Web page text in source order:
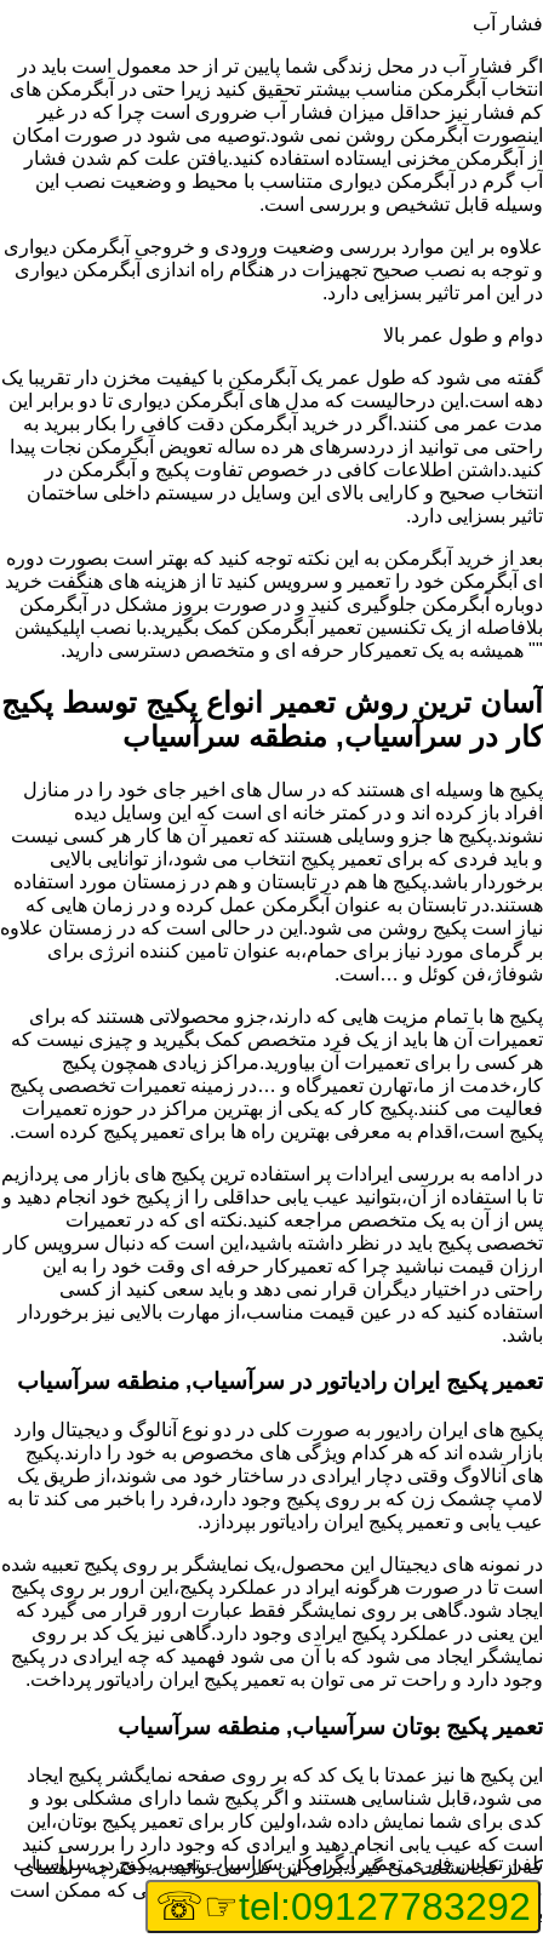
فشار آب
اگر فشار آب در محل زندگی شما پایین تر از حد معمول است باید در
انتخاب آبگرمکن مناسب بیشتر تحقیق کنید زیرا حتی در آبگرمکن های
کم فشار نیز حداقل میزان فشار آب ضروری است چرا که در غیر
اینصورت آبگرمکن روشن نمی شود.توصیه می شود در صورت امکان
از آبگرمکن مخزنی ایستاده استفاده کنید.یافتن علت کم شدن فشار
آب گرم در آبگرمکن دیواری متناسب با محیط و وضعیت نصب این
وسیله قابل تشخیص و بررسی است.
علاوه بر این موارد بررسی وضعیت ورودی و خروجی آبگرمکن دیواری
و توجه به نصب صحیح تجهیزات در هنگام راه اندازی آبگرمکن دیواری
در این امر تاثیر بسزایی دارد.
دوام و طول عمر بالا
گفته می شود که طول عمر یک آبگرمکن با کیفیت مخزن دار تقریبا یک
دهه است.این درحالیست که مدل های آبگرمکن دیواری تا دو برابر این
مدت عمر می کنند.اگر در خرید آبگرمکن دقت کافی را بکار ببرید به
راحتی می توانید از دردسرهای هر ده ساله تعویض آبگرمکن نجات پیدا
کنید.داشتن اطلاعات کافی در خصوص تفاوت پکیج و آبگرمکن در
انتخاب صحیح و کارایی بالای این وسایل در سیستم داخلی ساختمان
تاثیر بسزایی دارد.
بعد از خرید آبگرمکن به این نکته توجه کنید که بهتر است بصورت دوره
ای آبگرمکن خود را تعمیر و سرویس کنید تا از هزینه های هنگفت خرید
دوباره آبگرمکن جلوگیری کنید و در صورت بروز مشکل در آبگرمکن
بلافاصله از یک تکنسین تعمیر آبگرمکن کمک بگیرید.با نصب اپلیکیشن
"" همیشه به یک تعمیرکار حرفه ای و متخصص دسترسی دارید.
آسان ترین روش تعمیر انواع پکیج توسط پکیج
کار در سرآسیاب, منطقه سرآسیاب
پکیج ها وسیله ای هستند که در سال های اخیر جای خود را در منازل
افراد باز کرده اند و در کمتر خانه ای است که این وسایل دیده
نشوند.پکیج ها جزو وسایلی هستند که تعمیر آن ها کار هر کسی نیست
و باید فردی که برای تعمیر پکیج انتخاب می شود،از توانایی بالایی
برخوردار باشد.پکیج ها هم در تابستان و هم در زمستان مورد استفاده
هستند.در تابستان به عنوان آبگرمکن عمل کرده و در زمان هایی که
نیاز است پکیج روشن می شود.این در حالی است که در زمستان علاوه
بر گرمای مورد نیاز برای حمام،به عنوان تامین کننده انرژی برای
شوفاژ،فن کوئل و …است.
پکیج ها با تمام مزیت هایی که دارند،جزو محصولاتی هستند که برای
تعمیرات آن ها باید از یک فرد متخصص کمک بگیرید و چیزی نیست که
هر کسی را برای تعمیرات آن بیاورید.مراکز زیادی همچون پکیج
کار،خدمت از ما،تهارن تعمیرگاه و …در زمینه تعمیرات تخصصی پکیج
فعالیت می کنند.پکیج کار که یکی از بهترین مراکز در حوزه تعمیرات
پکیج است،اقدام به معرفی بهترین راه ها برای تعمیر پکیج کرده است.
در ادامه به بررسی ایرادات پر استفاده ترین پکیج های بازار می پردازیم
تا با استفاده از آن،بتوانید عیب یابی حداقلی را از پکیج خود انجام دهید و
پس از آن به یک متخصص مراجعه کنید.نکته ای که در تعمیرات
تخصصی پکیج باید در نظر داشته باشید،این است که دنبال سرویس کار
ارزان قیمت نباشید چرا که تعمیرکار حرفه ای وقت خود را به این
راحتی در اختیار دیگران قرار نمی دهد و باید سعی کنید از کسی
استفاده کنید که در عین قیمت مناسب،از مهارت بالایی نیز برخوردار
باشد.
تعمیر پکیج ایران رادیاتور در سرآسیاب, منطقه سرآسیاب
پکیج های ایران رادیور به صورت کلی در دو نوع آنالوگ و دیجیتال وارد
بازار شده اند که هر کدام ویژگی های مخصوص به خود را دارند.پکیج
های آنالاوگ وقتی دچار ایرادی در ساختار خود می شوند،از طریق یک
لامپ چشمک زن که بر روی پکیج وجود دارد،فرد را باخبر می کند تا به
عیب یابی و تعمیر پکیج ایران رادیاتور بپردازد.
در نمونه های دیجیتال این محصول،یک نمایشگر بر روی پکیج تعبیه شده
است تا در صورت هرگونه ایراد در عملکرد پکیج،این ارور بر روی پکیج
ایجاد شود.گاهی بر روی نمایشگر فقط عبارت ارور قرار می گیرد که
این یعنی در عملکرد پکیج ایرادی وجود دارد.گاهی نیز یک کد بر روی
نمایشگر ایجاد می شود که با آن می شود فهمید که چه ایرادی در پکیج
وجود دارد و راحت تر می توان به تعمیر پکیج ایران رادیاتور پرداخت.
تعمیر پکیج بوتان سرآسیاب, منطقه سرآسیاب
این پکیج ها نیز عمدتا با یک کد که بر روی صفحه نمایگشر پکیج ایجاد
می شود،قابل شناسایی هستند و اگر پکیج شما دارای مشکلی بود و
کدی برای شما نمایش داده شد،اولین کار برای تعمیر پکیج بوتان،این
است که عیب یابی انجام دهید و ایرادی که وجود دارد را بررسی کنید
که از کجا نشات می گیرد.برای این کار می توانید به دفترچه راهنمای
محصول خود مراجعه کنید که معمولا تمامی ایرادهایی که ممکن است
برای پکیج پیش بیاید در آن قرار گرفته است.
تلفن تماس فوری تعمیر آبگرمکن سرآسیاب,تعمیر پکیج در سرآسیاب
tel:09127783292
☞☏